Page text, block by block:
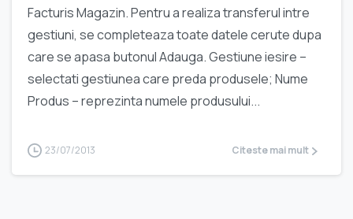
Facturis Magazin. Pentru a realiza transferul intre
gestiuni, se completeaza toate datele cerute dupa
care se apasa butonul Adauga. Gestiune iesire –
selectati gestiunea care preda produsele; Nume
Produs – reprezinta numele produsului...
23/07/2013 Citeste mai mult